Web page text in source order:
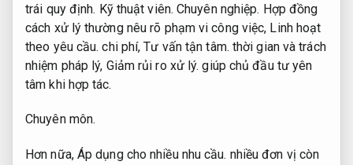
trái quy định. Kỹ thuật viên. Chuyên nghiệp. Hợp đồng
cách xử lý thường nêu rõ phạm vi công việc, Linh hoạt
theo yêu cầu. chi phí,Tư vấn tận tâm. thời gian và trách
nhiệm pháp lý, Giảm rủi ro xử lý. giúp chủ đầu tư yên
tâm khi hợp tác.
Chuyên môn.
Hơn nữa, Áp dụng cho nhiều nhu cầu. nhiều đơn vị còn